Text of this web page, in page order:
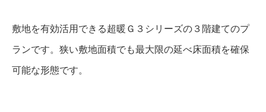
敷地を有効活用できる超暖Ｇ３シリーズの３階建てのプ
ランです。狭い敷地面積でも最大限の延べ床面積を確保
可能な形態です。